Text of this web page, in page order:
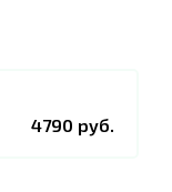
4790 руб.